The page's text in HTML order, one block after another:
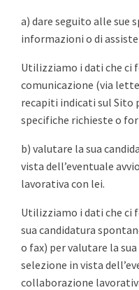
a) dare seguito alle sue
informazioni o di
Utilizziamo i dati che ci
comunicazione (via
recapiti indicati sul Sito
specifiche richieste o
b) valutare la sua
vista dell’eventuale
lavorativa con lei.
Utilizziamo i dati che ci
sua candidatura
o fax) per valutare la
selezione in vista
collaborazione